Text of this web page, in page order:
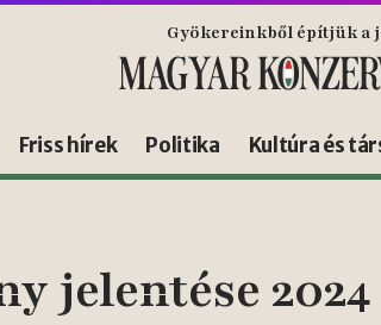
Gyökereinkből építjük a
Friss hírek Politika Kultúra és
jelentése 2024